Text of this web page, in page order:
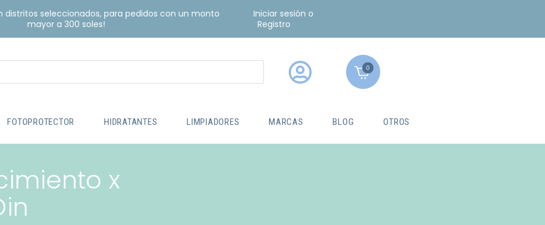
distritos seleccionados, para pedidos con un monto
mayor a 300 soles!
Iniciar sesión o
Registro
0
FOTOPROTECTOR HIDRATANTES LIMPIADORES MARCAS BLOG OTROS
x